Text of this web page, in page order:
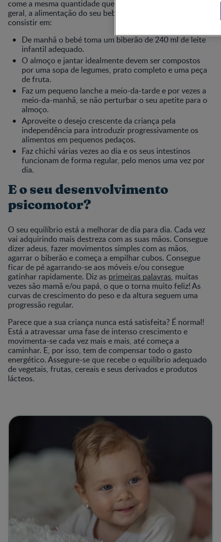
come a mesma quantidade que um adulto. De uma forma
geral, a alimentação do seu bebé com 12 meses deve
consistir em:
De manhã o bebé toma um biberão de 240 ml de leite
infantil adequado.
O almoço e jantar idealmente devem ser compostos
por uma sopa de legumes, prato completo e uma peça
de fruta.
Faz um pequeno lanche a meio-da-tarde e por vezes a
meio-da-manhã, se não perturbar o seu apetite para o
almoço.
Aproveite o desejo crescente da criança pela
independência para introduzir progressivamente os
alimentos em pequenos pedaços.
Faz chichi várias vezes ao dia e os seus intestinos
funcionam de forma regular, pelo menos uma vez por
dia.
E o seu desenvolvimento
psicomotor?
O seu equilíbrio está a melhorar de dia para dia. Cada vez
vai adquirindo mais destreza com as suas mãos. Consegue
dizer adeus, fazer movimentos simples com as mãos,
agarrar o biberão e começa a empilhar cubos. Consegue
ficar de pé agarrando-se aos móveis e/ou consegue
gatinhar rapidamente. Diz as primeiras palavras, muitas
vezes são mamã e/ou papá, o que o torna muito feliz! As
curvas de crescimento do peso e da altura seguem uma
progressão regular.
Parece que a sua criança nunca está satisfeita? É normal!
Está a atravessar uma fase de intenso crescimento e
movimenta-se cada vez mais e mais, até começa a
caminhar. E, por isso, tem de compensar todo o gasto
energético. Assegure-se que recebe o equilíbrio adequado
de vegetais, frutas, cereais e seus derivados e produtos
lácteos.